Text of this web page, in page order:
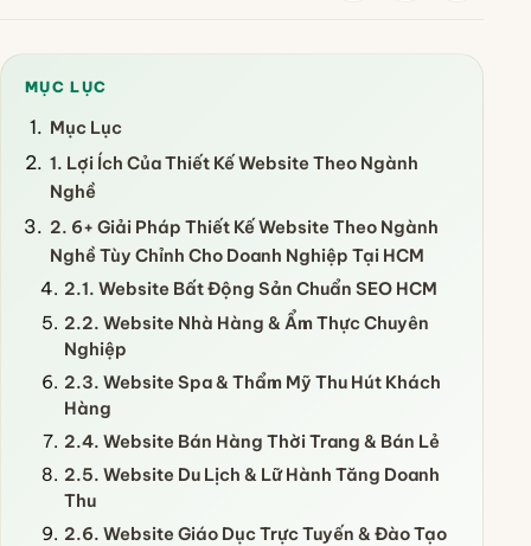
MỤC LỤC
Mục Lục
1. Lợi Ích Của Thiết Kế Website Theo Ngành
Nghề
2. 6+ Giải Pháp Thiết Kế Website Theo Ngành
Nghề Tùy Chỉnh Cho Doanh Nghiệp Tại HCM
2.1. Website Bất Động Sản Chuẩn SEO HCM
2.2. Website Nhà Hàng & Ẩm Thực Chuyên
Nghiệp
2.3. Website Spa & Thẩm Mỹ Thu Hút Khách
Hàng
2.4. Website Bán Hàng Thời Trang & Bán Lẻ
2.5. Website Du Lịch & Lữ Hành Tăng Doanh
Thu
2.6. Website Giáo Dục Trực Tuyến & Đào Tạo